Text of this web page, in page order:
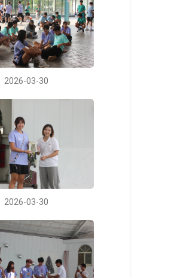
2026-03-30
2026-03-30